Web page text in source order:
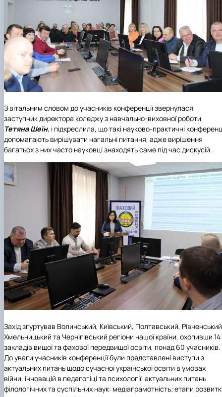
З вітальним словом до учасників конференції звернулася
заступник директора коледжу з навчально-виховної роботи
Тетяна Шеїн, і підкреслила, що такі науково-практичні
допомагають вирішувати нагальні питання, адже вирішення
багатьох з них часто науковці знаходять саме під час дискусій.
Захід згуртував Волинський, Київський, Полтавський,
Хмельницький та Чернігівський регіони нашої країни, охопивши 14
закладів вищої та фахової передвищої освіти, понад 60 учасників.
До уваги учасників конференції були представлені виступи з
актуальних питань щодо сучасної української освіти в умовах
війни, інновацій в педагогіці та психології, актуальних питань
філологічних та суспільних наук: медіаграмотність; етапи